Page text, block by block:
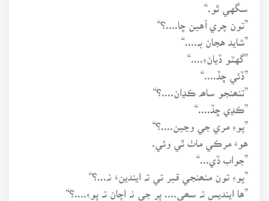
سگهي ٿو.“
”تون چري آهين ڇا....؟“
”شايد هجان بہ....“
”گهٽو ڏيانءِ....“
”ڏئي ڇڏ....“
”تنھنجو ساھہ ڪڍان....؟“
”ڪڍي ڇڏ....“
”پوءِ مري جي وڃين....؟“
هوءَ مرڪي ماٺ ٿي وئي.
”جواب ڏي...“
”پوءِ تون منھنجي قبر تي تہ ايندينءَ نہ...؟“
”ها اينديس تہ سھي.... پر جي نہ اچان تہ پوءِ....؟“